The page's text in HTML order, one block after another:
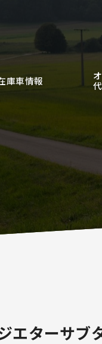
庫車情報
エターサブ